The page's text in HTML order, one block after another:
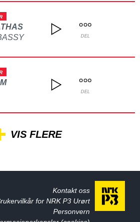
DEL
DEL
VIS FLERE
Kontakt oss
for NRK P3 Urørt
Personvern